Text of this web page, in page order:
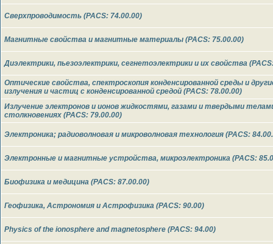
Cверхпроводимость (PACS: 74.00.00)
Магнитные свойства и магнитные материалы (PACS: 75.00.00)
Диэлектрики, пьезоэлектрики, сегнетоэлектрики и их свойства
Оптические свойства, спектроскопия конденсированной среды и
излучения и частиц с конденсированной средой (PACS: 78.00.00)
Излучение электронов и ионов жидкостями, газами и твердыми
столкновениях (PACS: 79.00.00)
Электроника; радиоволновая и микроволновая технология (PACS:
Электронные и магнитные устройства, микроэлектроника (PACS:
Биофизика и медицина (PACS: 87.00.00)
Геофизика, Астрономия и Астрофизика (PACS: 90.00)
Physics of the ionosphere and magnetosphere (PACS: 94.00)